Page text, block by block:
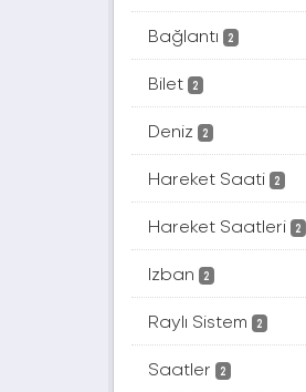
Bağlantı 2
Bilet 2
Deniz 2
Hareket Saati 2
Hareket Saatleri 2
Izban 2
Raylı Sistem 2
Saatler 2